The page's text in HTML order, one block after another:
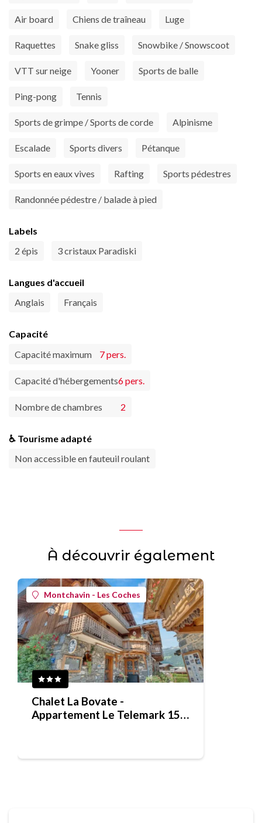
Air board Chiens de traîneau Luge
Raquettes Snake gliss Snowbike / Snowscoot
VTT sur neige Yooner Sports de balle
Ping-pong Tennis
Sports de grimpe / Sports de corde Alpinisme
Escalade Sports divers Pétanque
Sports en eaux vives Rafting Sports pédestres
Randonnée pédestre / balade à pied
Labels
2 épis
3 cristaux Paradiski
Langues d'accueil
Anglais
Français
Capacité
Capacité maximum
7 pers.
Capacité d'hébergements6 pers.
Nombre de chambres 2
♿ Tourisme adapté
Non accessible en fauteuil roulant
À découvrir également
Montchavin - Les Coches
Chalet La Bovate -
Appartement Le Telemark 15